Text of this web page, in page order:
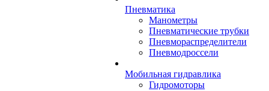
Пневматика
Манометры
Пневматические трубки
Пневмораспределители
Пневмодроссели
Мобильная гидравлика
Гидромоторы